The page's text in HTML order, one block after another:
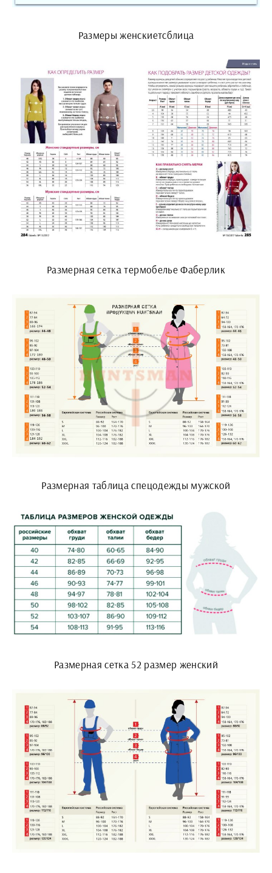
Размеры женскиетсблица
Размерная сетка термобелье Фаберлик
Размерная таблица спецодежды мужской
Размерная сетка 52 размер женский